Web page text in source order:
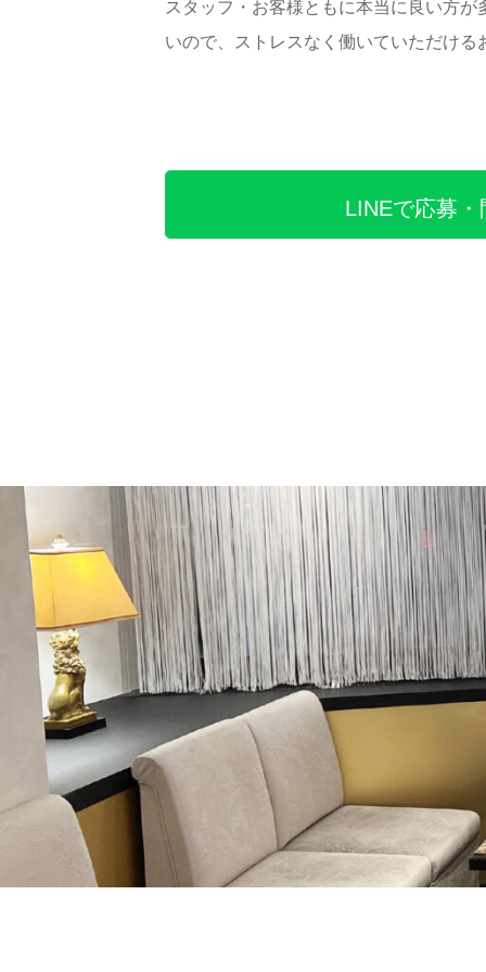
スタッフ・お客様ともに本当に良い方
いので、ストレスなく働いていただける
LINEで応募